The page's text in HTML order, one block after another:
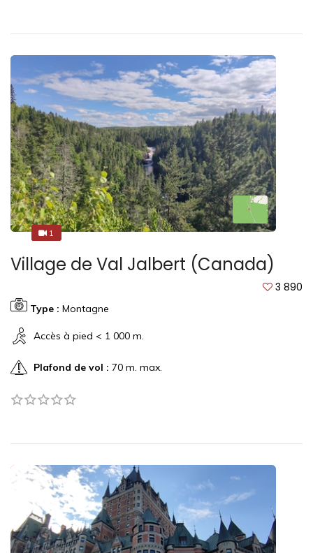
1
1
Village de Val Jalbert (Canada)
3 890
Type : Montagne
Accès à pied < 1 000 m.
Plafond de vol : 70 m. max.